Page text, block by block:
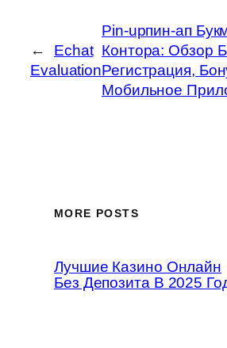
←
Echat
Evaluation
Pin-upпин-ап
Контора: Обзор
Регистрация,
Мобильное
MORE POSTS
Лучшие Казино Онлайн
Без Депозита В 2025